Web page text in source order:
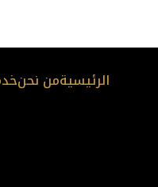
الرئيسيةمن نحن